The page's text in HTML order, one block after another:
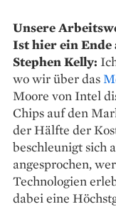
Unsere
Ist hier ein Ende
Stephen Kelly:
wo wir über das
Moore von Intel
Chips auf den
der Hälfte der
beschleunigt sich
angesprochen,
Technologien
dabei eine